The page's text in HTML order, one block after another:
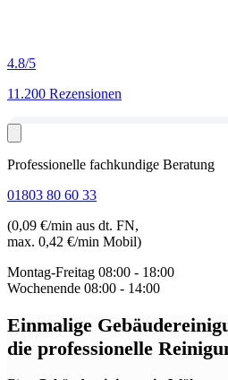
4.8/5
11.200 Rezensionen
Professionelle fachkundige Beratung
01803 80 60 33
(0,09 €/min aus dt. FN,
max. 0,42 €/min Mobil)
Montag-Freitag 08:00 - 18:00
Wochenende 08:00 - 14:00
Einmalige
die professionelle